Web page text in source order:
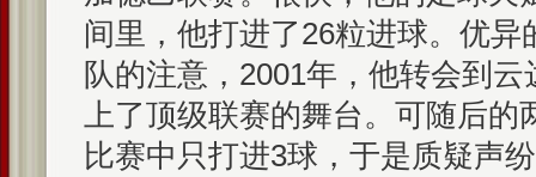
间里，他打进了26粒进球。优异
队的注意，2001年，他转会到
上了顶级联赛的舞台。可随后的
比赛中只打进3球，于是质疑声